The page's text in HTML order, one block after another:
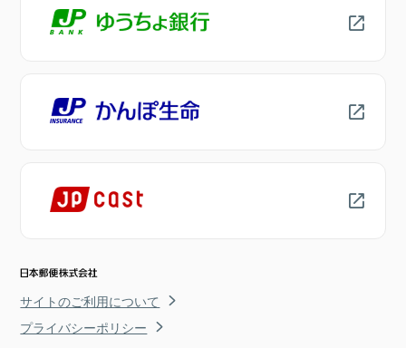
サイトのご利用について
プライバシーポリシー